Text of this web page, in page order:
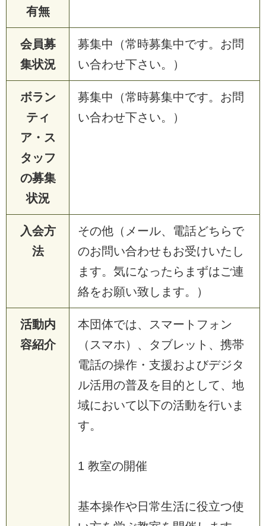
有無
会員募
集状況
募集中（常時募集中です。お問
い合わせ下さい。）
ボラン
ティ
ア・ス
タッフ
の募集
状況
募集中（常時募集中です。お問
い合わせ下さい。）
入会方
法
その他（メール、電話どちらで
のお問い合わせもお受けいたし
ます。気になったらまずはご連
絡をお願い致します。）
活動内
容紹介
本団体では、スマートフォン
（スマホ）、タブレット、携帯
電話の操作・支援およびデジタ
ル活用の普及を目的として、地
域において以下の活動を行いま
す。
1 教室の開催
基本操作や日常生活に役立つ使